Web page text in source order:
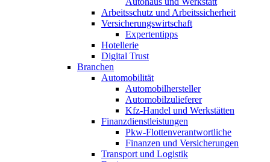
Arbeitsschutz und Arbeitssicherheit
Versicherungswirtschaft
Expertentipps
Hotellerie
Digital Trust
Branchen
Automobilität
Automobilhersteller
Automobilzulieferer
Kfz-Handel und Werkstätten
Finanzdienstleistungen
Pkw‑Flottenverantwortliche
Finanzen und Versicherungen
Transport und Logistik